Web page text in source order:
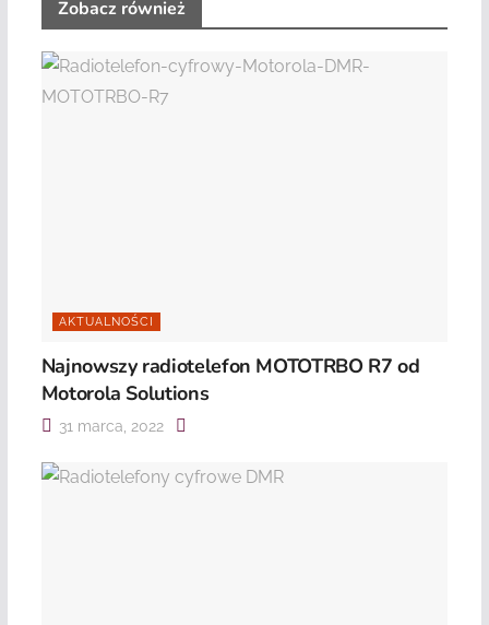
Zobacz również
AKTUALNOŚCI
Najnowszy radiotelefon MOTOTRBO R7 od
Motorola Solutions
31 marca, 2022